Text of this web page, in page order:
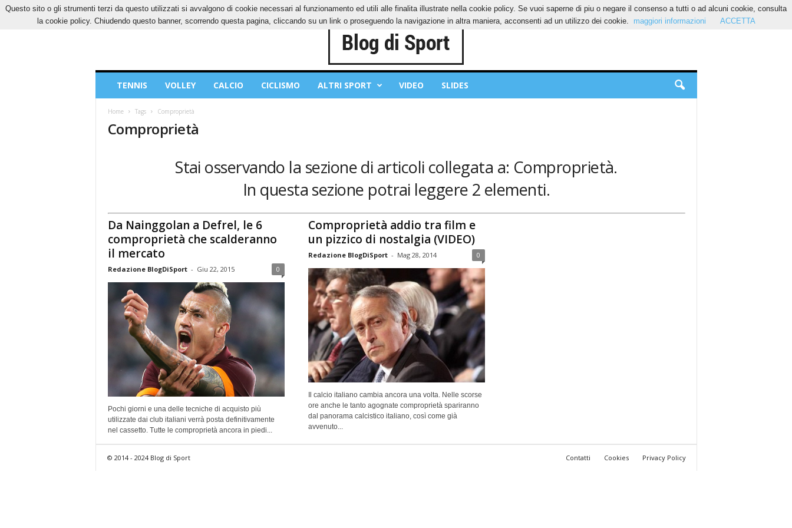
SABATO, 8 AGOSTO 2026 CONTATTI COOKIES PRIVACY POLICY
Sport
TENNIS VOLLEY CALCIO CICLISMO ALTRI SPORT VIDEO SLIDES
Home Tags Comproprietà
Comproprietà
Stai osservando la sezione di articoli collegata a: Comproprietà.
In questa sezione potrai leggere 2 elementi.
Da Nainggolan a Defrel, le 6
comproprietà che scalderanno
il mercato
Redazione BlogDiSport - Giu 22, 2015 0
Pochi giorni e una delle tecniche di acquisto più
utilizzate dai club italiani verrà posta definitivamente
nel cassetto. Tutte le comproprietà ancora in piedi...
Comproprietà addio tra film e
un pizzico di nostalgia (VIDEO)
Redazione BlogDiSport - Mag 28, 2014 0
Il calcio italiano cambia ancora una volta. Nelle scorse
ore anche le tanto agognate comproprietà spariranno
dal panorama calcistico italiano, così come già
avvenuto...
Contatti Cookies Privacy Policy
© 2014 - 2024 Blog di Sport
Questo sito o gli strumenti terzi da questo utilizzati si avvalgono di cookie necessari al funzionamento ed utili alle finalita illustrate nella cookie policy. Se vuoi saperne di piu o negare il consenso a tutti o ad alcuni cookie, consulta
la cookie policy. Chiudendo questo banner, scorrendo questa pagina, cliccando su un link o proseguendo la navigazione in altra maniera, acconsenti ad un utilizzo dei cookie.
maggiori informazioni ACCETTA